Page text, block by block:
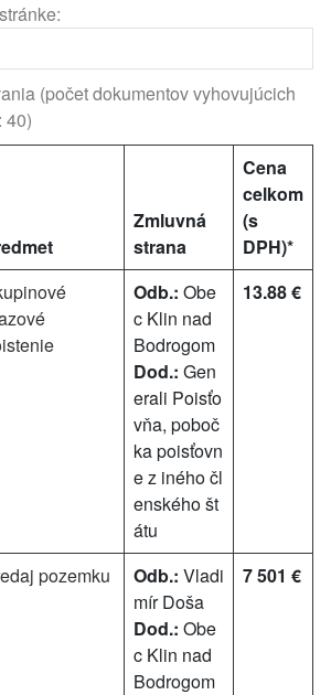
(počet dokumentov vyhovujúcich
40)
Zmluvná
strana
Cena
celkom
(s
DPH)*
Odb.: Obe
c Klin nad
Bodrogom
Dod.: Gen
erali Poisťo
vňa, poboč
ka poisťovn
e z iného čl
enského št
átu
13.88 €
pozemku Odb.: Vladi
mír Doša
Dod.: Obe
c Klin nad
Bodrogom
7 501 €